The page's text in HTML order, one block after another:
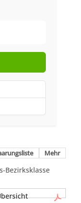
Mehr
Bezirksklasse